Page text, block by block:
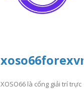
xoso66forexvn
XOSO66 là cổng giải trí trực